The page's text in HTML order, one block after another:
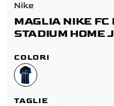
Nike
MAGLIA NIKE
STADIUM HOME
COLORI
TAGLIE